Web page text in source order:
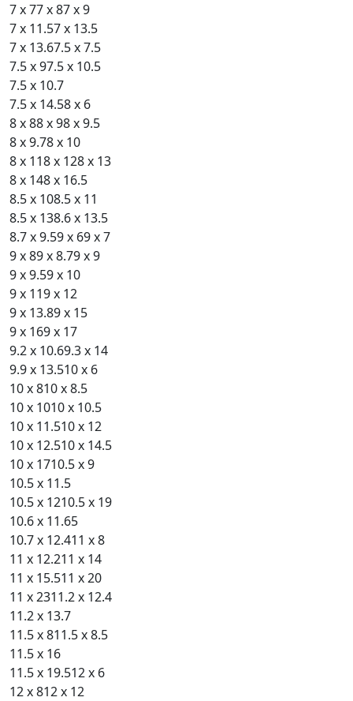
7 x 77 x 87 x 9
7 x 11.57 x 13.5
7 x 13.67.5 x 7.5
7.5 x 97.5 x 10.5
7.5 x 10.7
7.5 x 14.58 x 6
8 x 88 x 98 x 9.5
8 x 9.78 x 10
8 x 118 x 128 x 13
8 x 148 x 16.5
8.5 x 108.5 x 11
8.5 x 138.6 x 13.5
8.7 x 9.59 x 69 x 7
9 x 89 x 8.79 x 9
9 x 9.59 x 10
9 x 119 x 12
9 x 13.89 x 15
9 x 169 x 17
9.2 x 10.69.3 x 14
9.9 x 13.510 x 6
10 x 810 x 8.5
10 x 1010 x 10.5
10 x 11.510 x 12
10 x 12.510 x 14.5
10 x 1710.5 x 9
10.5 x 11.5
10.5 x 1210.5 x 19
10.6 x 11.65
10.7 x 12.411 x 8
11 x 12.211 x 14
11 x 15.511 x 20
11 x 2311.2 x 12.4
11.2 x 13.7
11.5 x 811.5 x 8.5
11.5 x 16
11.5 x 19.512 x 6
12 x 812 x 12